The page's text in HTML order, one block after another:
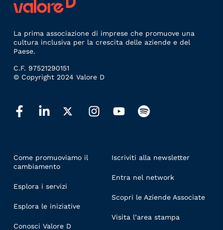
La prima associazione di imprese che promuove una
cultura inclusiva per la crescita delle aziende e del
Paese.
C.F. 97521290151
© Copyright 2024 Valore D
Come promuoviamo il
cambiamento
Esplora i servizi
Esplora le iniziative
Conosci Valore D
Iscriviti alla newsletter
Entra nel network
Scopri le Aziende Associate
Visita l’area stampa